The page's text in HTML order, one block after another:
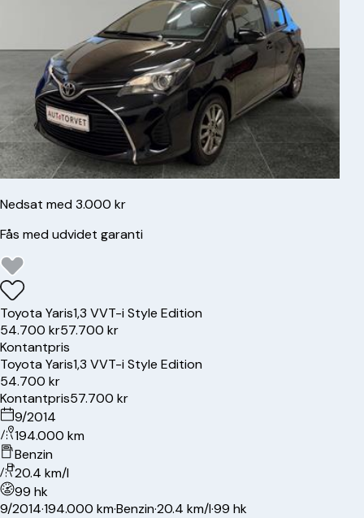
Nedsat med 3.000 kr
Fås med udvidet garanti
ToyotaYaris1,3 VVT-i Style Edition
54.700 kr57.700 kr
Kontantpris
ToyotaYaris1,3 VVT-i Style Edition
54.700 kr
Kontantpris57.700 kr
9/2014
194.000 km
Benzin
20.4 km/l
99 hk
9/2014·194.000 km·Benzin·20.4 km/l·99 hk